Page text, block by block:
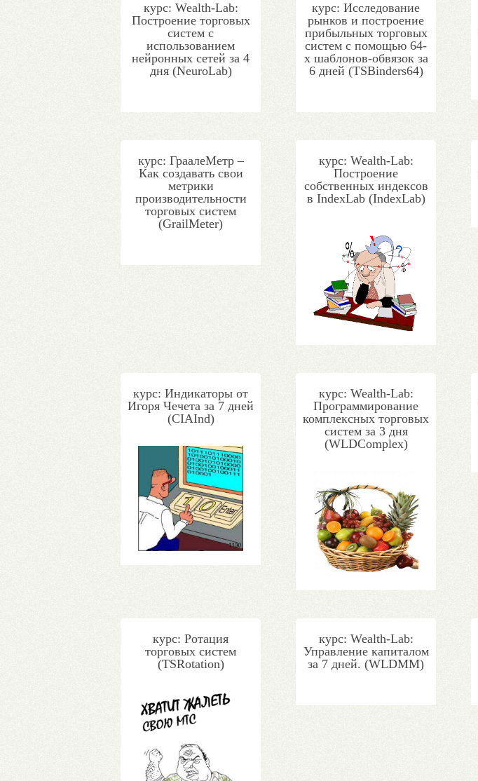
курс: Wealth-Lab:
Построение торговых
систем с
использованием
нейронных сетей за 4
дня (NeuroLab)
курс: Исследование
рынков и построение
прибыльных торговых
систем с помощью 64-
х шаблонов-обвязок за
6 дней (TSBinders64)
курс: ГраалеМетр –
Как создавать свои
метрики
производительности
торговых систем
(GrailMeter)
курс: Wealth-Lab:
Построение
собственных индексов
в IndexLab (IndexLab)
курс: Индикаторы от
Игоря Чечета за 7 дней
(CIAInd)
курс: Wealth-Lab:
Программирование
комплексных торговых
систем за 3 дня
(WLDComplex)
курс: Ротация
торговых систем
(TSRotation)
курс: Wealth-Lab:
Управление капиталом
за 7 дней. (WLDMM)